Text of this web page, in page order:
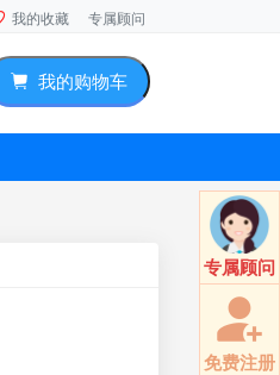
我的收藏 专属顾问
我的购物车
专属顾问
免费注册